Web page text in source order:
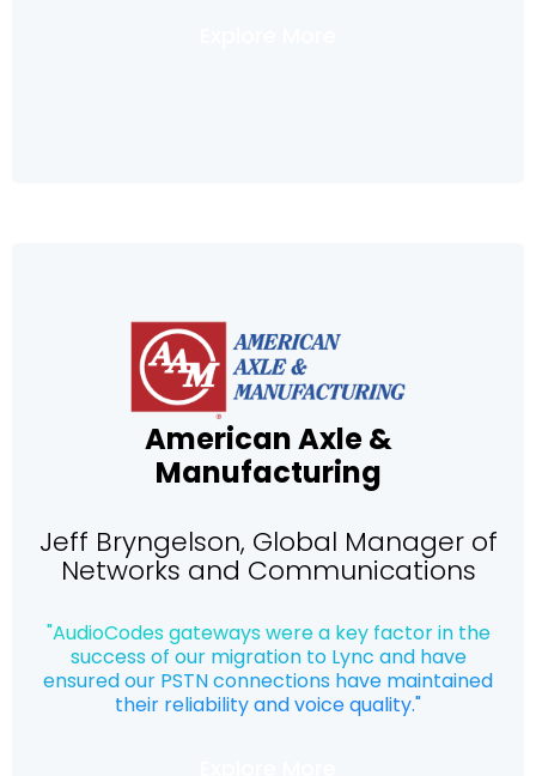
American Axle &
Manufacturing
Jeff Bryngelson, Global Manager of
Networks and Communications
"AudioCodes gateways were a key factor in the
success of our migration to Lync and have
ensured our PSTN connections have maintained
their reliability and voice quality."